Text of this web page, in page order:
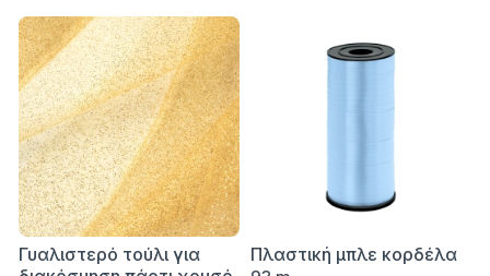
Γυαλιστερό τούλι για
Πλαστική μπλε κορδέλα